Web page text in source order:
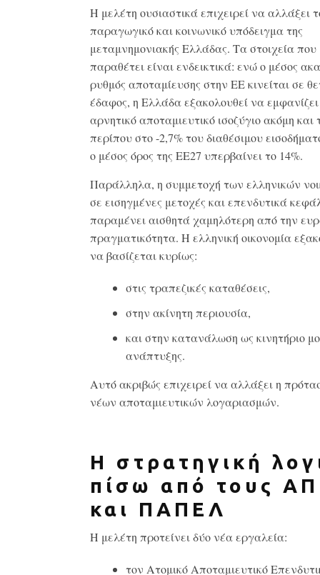
Η μελέτη ουσιαστικά επιχειρεί να αλλάξει
παραγωγικό και κοινωνικό υπόδειγμα της
μεταμνημονιακής Ελλάδας. Τα στοιχεία που
παραθέτει είναι ενδεικτικά: ενώ ο μέσος
ρυθμός αποταμίευσης στην ΕΕ κινείται σε
έδαφος, η Ελλάδα εξακολουθεί να εμφανίζει
αρνητικό αποταμιευτικό ισοζύγιο ακόμη και
περίπου στο -2,7% του διαθέσιμου
ο μέσος όρος της ΕΕ27 υπερβαίνει το 14%.
Παράλληλα, η συμμετοχή των ελληνικών
σε εισηγμένες μετοχές και επενδυτικά
παραμένει αισθητά χαμηλότερη από την
πραγματικότητα. Η ελληνική οικονομία
να βασίζεται κυρίως:
στις τραπεζικές καταθέσεις,
στην ακίνητη περιουσία,
και στην κατανάλωση ως κινητήριο
ανάπτυξης.
Αυτό ακριβώς επιχειρεί να αλλάξει η
νέων αποταμιευτικών λογαριασμών.
Η στρατηγική
πίσω από τους
και ΠΑΠΕΛ
Η μελέτη προτείνει δύο νέα εργαλεία:
τον Ατομικό Αποταμιευτικό